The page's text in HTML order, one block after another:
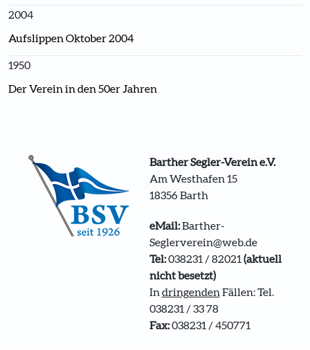
2004
Aufslippen Oktober 2004
1950
Der Verein in den 50er Jahren
Barther Segler-Verein e.V.
Am Westhafen 15
18356 Barth
eMail:Barther-
Seglerverein@web.de
Tel:038231 / 82021(aktuell
nicht besetzt)
IndringendenFällen: Tel.
038231 / 33 78
Fax:038231 / 450771